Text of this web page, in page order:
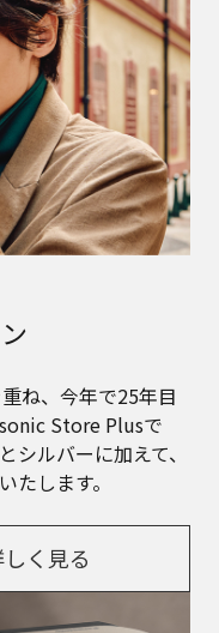
ね、今年で25年目
Store Plusで
ルバーに加えて、
たします。
く見る